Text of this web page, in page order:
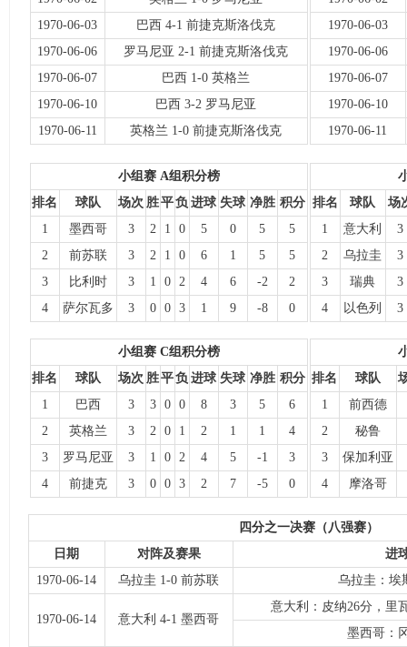
1970-06-03
巴西 4-1 前捷克斯洛伐克
1970-06-06
罗马尼亚 2-1 前捷克斯洛伐克
1970-06-07
巴西 1-0 英格兰
1970-06-10
巴西 3-2 罗马尼亚
1970-06-11
英格兰 1-0 前捷克斯洛伐克
1970-06-03
1970-06-06
1970-06-07
1970-06-10
1970-06-11
小组赛 A组积分榜
排名
球队 场次 胜平负 进球 失球 净胜 积分
1
墨西哥 3 2 1 0 5 0 5
5
2
前苏联 3 2 1 0 6 1 5
5
3
比利时 3 1 0 2 4 6 -2
2
4
萨尔瓦多 3 0 0 3 1 9 -8 0
排名
球队
场
1
意大利
3
2
乌拉圭
3
3
瑞典
3
4
以色列 3
小组赛 C组积分榜
排名
球队 场次 胜平负 进球 失球 净胜 积分
1
巴西 3 3 0 0 8 3 5
6
2
英格兰 3 2 0 1 2 1 1
4
3
罗马尼亚 3 1 0 2 4 5 -1
3
4
前捷克 3 0 0 3 2 7 -5 0
排名
球队
1
前西德
2
秘鲁
3
保加利亚
4
摩洛哥
四分之一决赛（八强赛）
日期
对阵及赛果
进
1970-06-14
乌拉圭 1-0 前苏联 乌拉圭：埃
1970-06-14 意大利 4-1 墨西哥
意大利：皮纳26分，里
墨西哥：